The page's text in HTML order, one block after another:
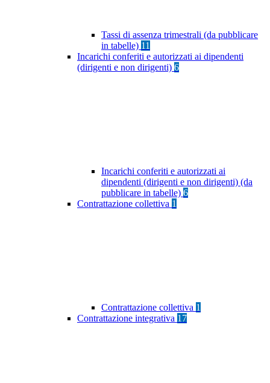
Tassi di assenza trimestrali (da pubblicare
in tabelle) 11
Incarichi conferiti e autorizzati ai dipendenti
(dirigenti e non dirigenti) 6
Incarichi conferiti e autorizzati ai
dipendenti (dirigenti e non dirigenti) (da
pubblicare in tabelle) 6
Contrattazione collettiva 1
Contrattazione collettiva 1
Contrattazione integrativa 17